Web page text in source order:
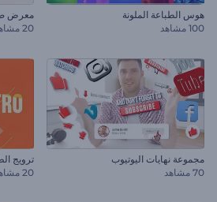
هوس الطباعة الملونة
100 مشاهد
معرض
20 مشاهد
مجموعة نهايات اليوتيوب
70 مشاهد
ترويج
20 مشاهد